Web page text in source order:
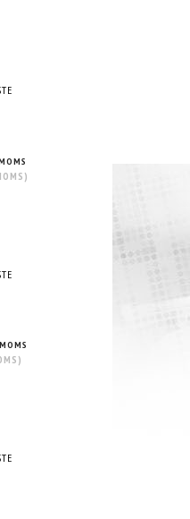
)
)